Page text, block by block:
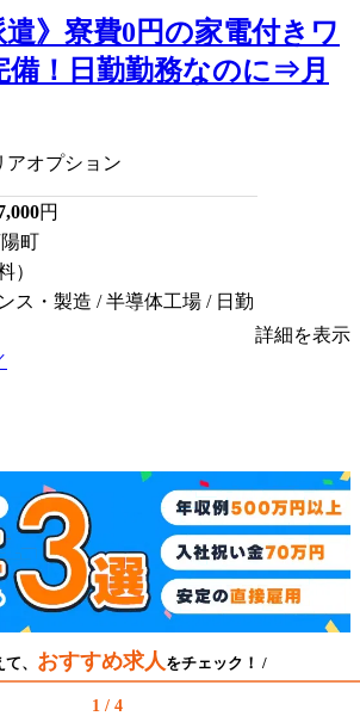
遣》寮費0円の家電付きワ
備！日勤勤務なのに⇒月
アオプション
円
町
）
ス・製造 / 半導体工場 / 日勤
詳細を表示
、 おすすめ求人 をチェック！ /
1 / 4